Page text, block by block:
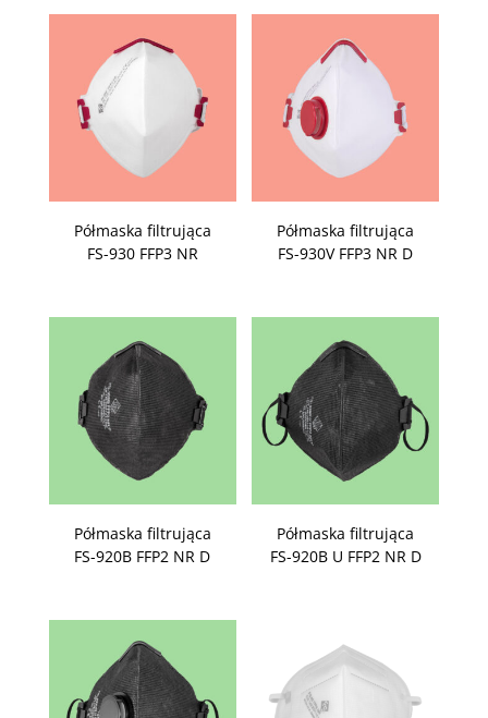
Półmaska filtrująca
FS-930 FFP3 NR
Półmaska filtrująca
FS-930V FFP3 NR D
Półmaska filtrująca
FS-920B FFP2 NR D
Półmaska filtrująca
FS-920B U FFP2 NR D